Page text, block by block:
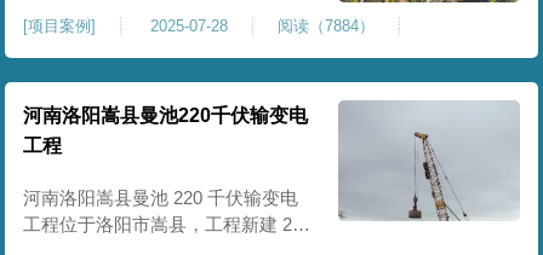
公及生活附属设施。原始场地为新
建园区待开发地块，土体回填不
均、土质松散、固结度不足，场地
承载力与整体均匀性较差，若直接
施工易出现地基不均匀沉降、地面
开裂、墙体变形等质量问题，无法
满足工业厂房长期荷载及规范建设
标
[项目案例] 2025-07-28 阅读（7884）
河南洛阳嵩县曼池220千伏输变电
工程
河南洛阳嵩县曼池 220 千伏输变电
工程位于洛阳市嵩县，工程新建 220